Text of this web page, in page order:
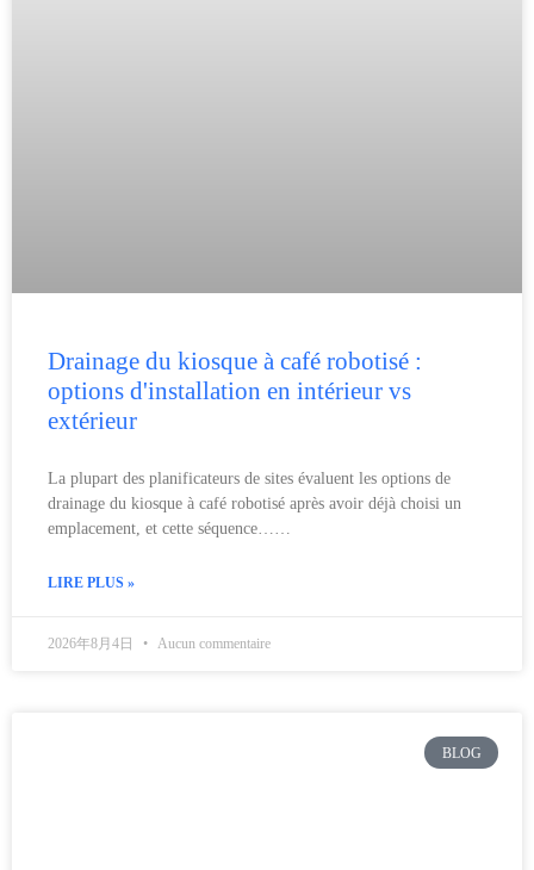
Drainage du kiosque à café robotisé :
options d'installation en intérieur vs
extérieur
La plupart des planificateurs de sites évaluent les options de
drainage du kiosque à café robotisé après avoir déjà choisi un
emplacement, et cette séquence……
LIRE PLUS »
2026年8月4日 Aucun commentaire
BLOG